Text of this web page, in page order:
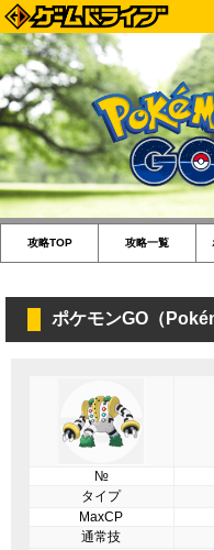
攻略TOP 攻略一覧
ポケモンGO（
№
タイプ
MaxCP
通常技